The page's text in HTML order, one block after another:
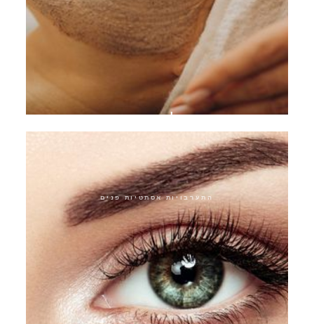
פילינג כימי
התערבויות אסתטיות פנים